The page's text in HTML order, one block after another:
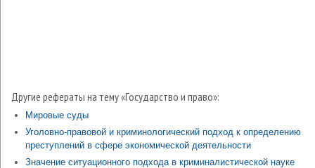
Другие рефераты на тему «Государство и право»:
Мировые суды
Уголовно-правовой и криминологический подход к определению
преступлений в сфере экономической деятельности
Значение ситуационного подхода в криминалистической науке